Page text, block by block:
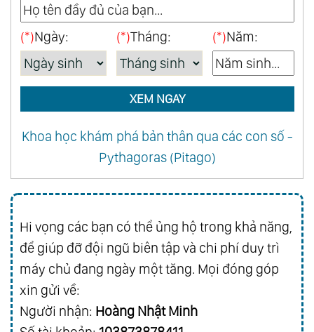
(*)Ngày: (*)Tháng: (*)Năm:
XEM NGAY
Khoa học khám phá bản thân qua các con số -
Pythagoras (Pitago)
Hi vọng các bạn có thể ủng hộ trong khả năng,
để giúp đỡ đội ngũ biên tập và chi phí duy trì
máy chủ đang ngày một tăng. Mọi đóng góp
xin gửi về:
Người nhận: Hoàng Nhật Minh